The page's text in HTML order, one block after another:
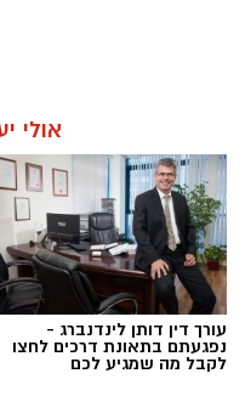
אולי
עורך דין דותן לינדנברג -
נפגעתם בתאונת דרכים לחצו
לקבל מה שמגיע לכם